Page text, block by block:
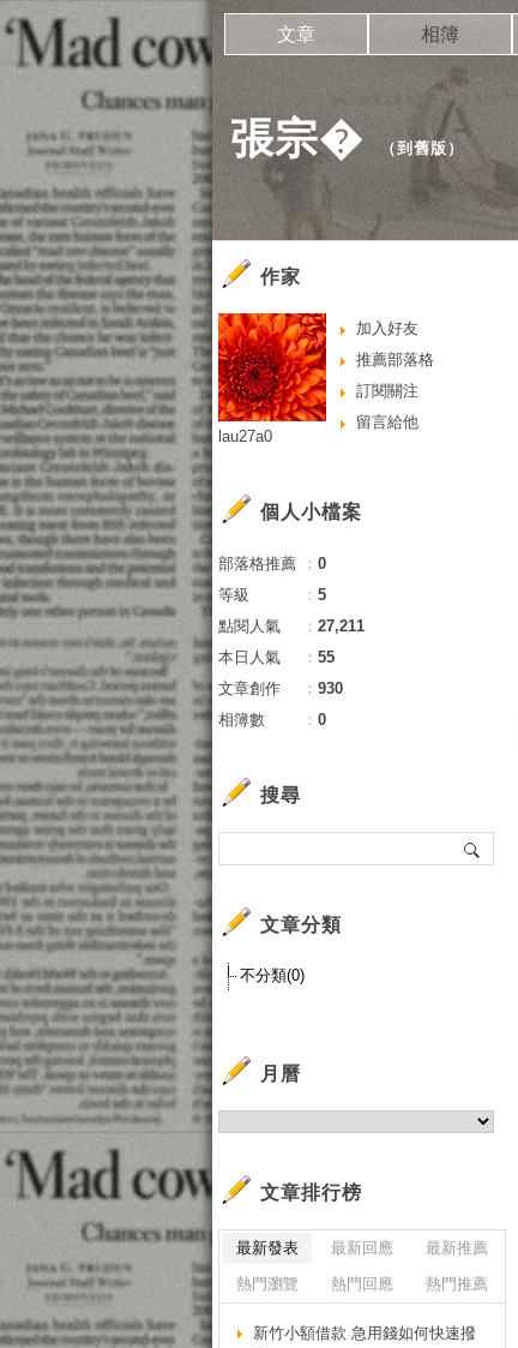
張宗� （到舊版 ）
文章 相簿
作家
加入好友
推薦部落格
訂閱關注
留言給他
lau27a0
個人小檔案
部落格推薦 ： 0
等級
： 5
點閱人氣
： 27,211
本日人氣
： 55
文章創作
： 930
相簿數
： 0
搜尋
文章分類
不分類(0)
月曆
文章排行榜
最新發表 最新回應
最新推薦
熱門瀏覽
熱門回應 熱門推薦
新竹小額借款 急用錢如何快速撥